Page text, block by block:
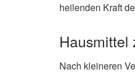
heilenden Kraft
Hausmittel
Nach kleineren